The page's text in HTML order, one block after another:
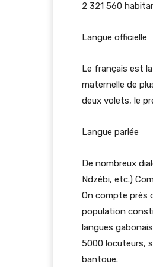
2 321 560
Langue officielle
Le français est
maternelle de
deux volets, le
Langue parlée
De nombreux
Ndzébi, etc.)
On compte près
population
langues
5000 locuteurs,
bantoue.